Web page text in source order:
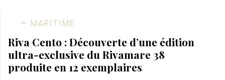
MARITIME
Riva Cento : Découverte d’une édition
ultra-exclusive du Rivamare 38
produite en 12 exemplaires